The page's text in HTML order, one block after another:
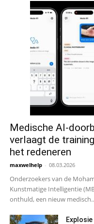
Medische AI-
verlaagt de
het redeneren
maxwelhelp - 08.03.2026
Onderzoekers van de
Kunstmatige Intelligentie
onthuld, een nieuw